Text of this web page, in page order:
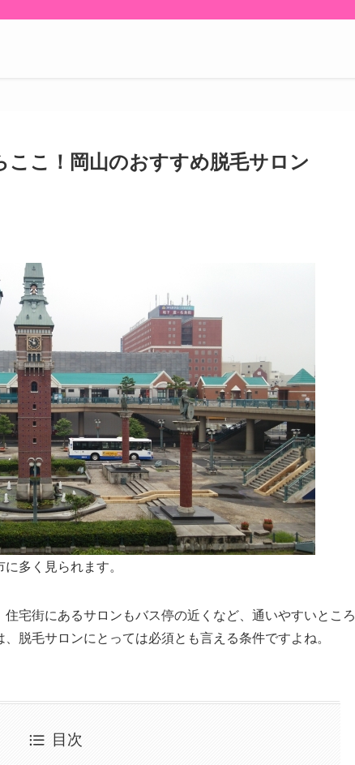
ここ！岡山のおすすめ脱毛サロン
多く見られます。
宅街にあるサロンもバス停の近くなど、通いやすいところ
脱毛サロンにとっては必須とも言える条件ですよね。
目次